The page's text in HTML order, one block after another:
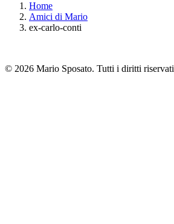
Home
Amici di Mario
ex-carlo-conti
© 2026 Mario Sposato. Tutti i diritti riservati